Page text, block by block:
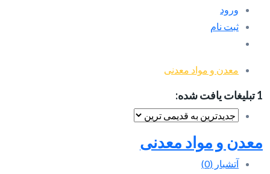
ورود
ثبت نام
معدن و مواد معدنی
1 تبلیغات یافت شده:
معدن و مواد معدنی
آتشبار (0)